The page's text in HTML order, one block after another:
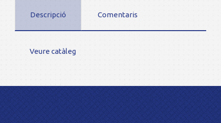
Descripció Comentaris
Veure catàleg